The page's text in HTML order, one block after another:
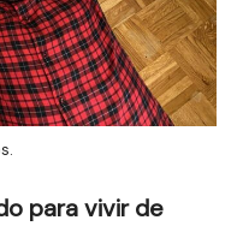
para vivir de